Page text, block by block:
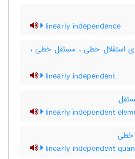
linearly independence
استقلال خطی ، مستقل خطی ،
linearly independent
linearly independent
خطی
linearly independent